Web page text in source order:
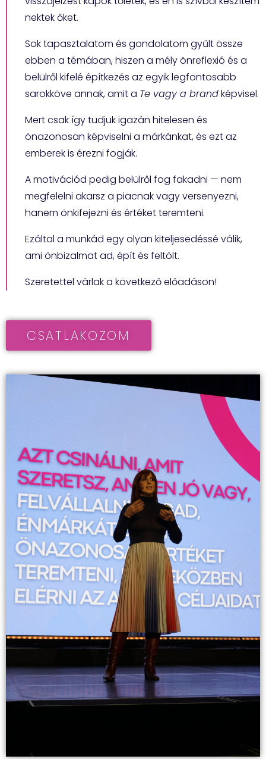
nektek őket.
Sok tapasztalatom és gondolatom gyűlt össze
ebben a témában, hiszen a mély önreflexió és a
belülről kifelé építkezés az egyik legfontosabb
sarokköve annak, amit a Te vagy a brandképvisel.
Mert csak így tudjuk igazán hitelesen és
önazonosan képviselni a márkánkat, és ezt az
emberek is érezni fogják.
A motivációd pedig belülről fog fakadni — nem
megfelelni akarsz a piacnak vagy versenyezni,
hanem önkifejezni és értéket teremteni.
Ezáltal a munkád egy olyan kiteljesedéssé válik,
ami önbizalmat ad, épít és feltölt.
Szeretettel várlak a következő előadáson!
CSATLAKOZOM